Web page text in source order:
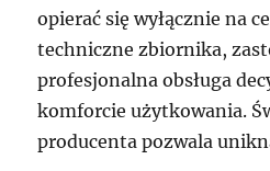
opierać się wyłącznie na
techniczne zbiornika,
profesjonalna obsługa
komforcie użytkowania.
producenta pozwala